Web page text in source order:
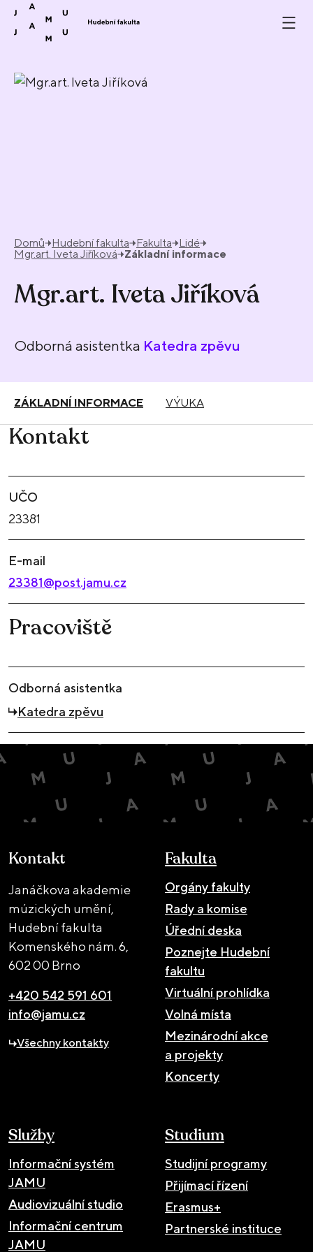
Přeskočit na obsah
Domů Hudební fakulta Fakulta
Lidé
Mgr.art. Iveta Jiříková
Základní informace
Mgr.art. Iveta Jiříková
Odborná asistentka Katedra zpěvu
ZÁKLADNÍ INFORMACE VÝUKA
Kontakt
UČO
23381
E-mail
23381@post.jamu.cz
Pracoviště
Odborná asistentka
Katedra zpěvu
Kontakt
Janáčkova akademie
múzických umění,
Hudební fakulta
Komenského nám. 6,
602 00 Brno
+420 542 591 601
info@jamu.cz
Všechny kontakty
Fakulta
Orgány fakulty
Rady a komise
Úřední deska
Poznejte Hudební
fakultu
Virtuální prohlídka
Volná místa
Mezinárodní akce
a projekty
Koncerty
Služby
Informační systém
JAMU
Audiovizuální studio
Informační centrum
JAMU
Studium
Studijní programy
Přijímací řízení
Erasmus+
Partnerské instituce